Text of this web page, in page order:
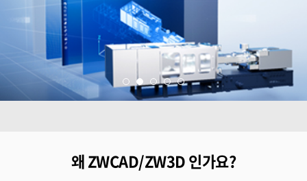
왜 ZWCAD/ZW3D 인가요?